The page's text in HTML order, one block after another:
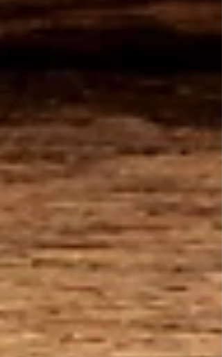
gleichzeitig, alles dringend. Zur Müdigkeit
gesellt sich ein Gefühl d